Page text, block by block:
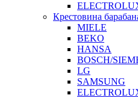
Крестовина
MIELE
BEKO
HANSA
BOSCH/
LG
SAMSUNG